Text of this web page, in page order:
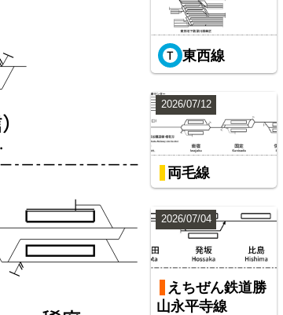
東西線
両毛線
2026/07/12
えちぜん鉄道勝
山永平寺線
2026/07/04